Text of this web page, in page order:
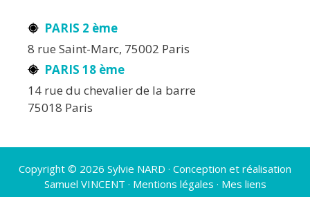
PARIS 2 ème
8 rue Saint-Marc, 75002 Paris
PARIS 18 ème
14 rue du chevalier de la barre
75018 Paris
Copyright © 2026 Sylvie NARD · Conception et réalisation
Samuel VINCENT · Mentions légales · Mes liens